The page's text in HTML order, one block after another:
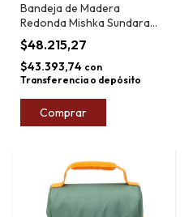
Bandeja de Madera
Redonda Mishka Sundara
33cm
$48.215,27
$43.393,74 con
Transferencia o depósito